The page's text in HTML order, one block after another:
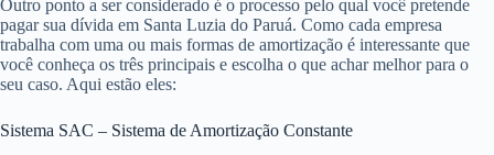
Outro ponto a ser considerado é o processo pelo qual você pretende
pagar sua dívida em Santa Luzia do Paruá. Como cada empresa
trabalha com uma ou mais formas de amortização é interessante que
você conheça os três principais e escolha o que achar melhor para o
seu caso. Aqui estão eles:
Sistema SAC – Sistema de Amortização Constante